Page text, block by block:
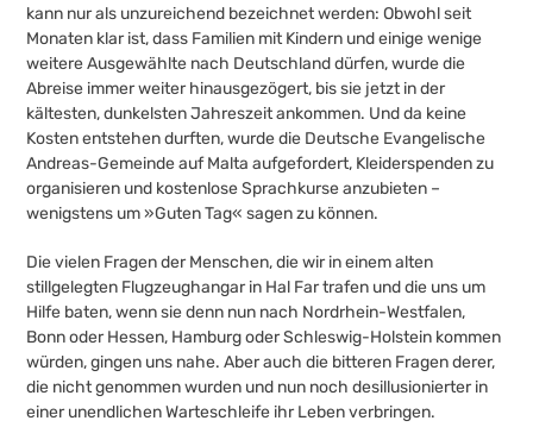
kann nur als unzureichend bezeichnet werden: Obwohl seit
Monaten klar ist, dass Familien mit Kindern und einige wenige
weitere Ausgewählte nach Deutschland dürfen, wurde die
Abreise immer weiter hinausgezögert, bis sie jetzt in der
kältesten, dunkelsten Jahreszeit ankommen. Und da keine
Kosten entstehen durften, wurde die Deutsche Evangelische
Andreas-Gemeinde auf Malta aufgefordert, Kleiderspenden zu
organisieren und kostenlose Sprachkurse anzubieten –
wenigstens um »Guten Tag« sagen zu können.
Die vielen Fragen der Menschen, die wir in einem alten
stillgelegten Flugzeughangar in Hal Far trafen und die uns um
Hilfe baten, wenn sie denn nun nach Nordrhein-Westfalen,
Bonn oder Hessen, Hamburg oder Schleswig-Holstein kommen
würden, gingen uns nahe. Aber auch die bitteren Fragen derer,
die nicht genommen wurden und nun noch desillusionierter in
einer unendlichen Warteschleife ihr Leben verbringen.